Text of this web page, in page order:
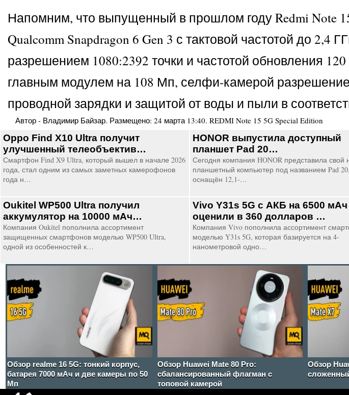
Напомним, что выпущенный в прошлом году Redmi Note
Qualcomm Snapdragon 6 Gen 3 с тактовой частотой до
разрешением 1080:2392 точки и частотой обновления
главным модулем на 108 Мп, селфи-камерой
проводной зарядки и защитой от воды и пыли в
Автор - Владимир Байзар. Размещено: 24 марта 13:40. REDMI Note 15 5G Special Edition
Oppo Find X10 Ultra получит
улучшенный телеобъектив…
Смартфон Find X9 Ultra, который вышел в начале 2026
года, стал одним из самых заметных камерофонов
года н…
HONOR выпустила доступный
планшет Pad 20…
Сегодня компания HONOR представила свой
планшетный компьютер под названием Pad
оснащён 12,1-…
Oukitel WP500 Ultra получил
аккумулятор на 10000 мАч…
Компания Oukitel пополнила ассортимент
защищенных смартфонов моделью WP500 Ultra,
одной из особенностей к…
Vivo Y31s 5G с АКБ на 6500 мАч
оценили в 360 долларов …
Компания Vivo пополнила ассортимент
моделью Y31s 5G, которая базируется на 4-
нанометровой одно…
Обзор realme 16 5G: тонкий корпус,
батарея 7000 мАч и две камеры по 50
Мп
Обзор Huawei Mate 80 Pro:
сбалансированный флагман с
топовой камерой
Обзор